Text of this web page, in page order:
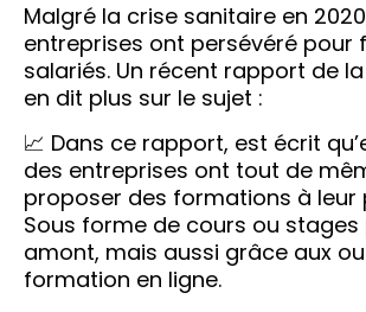
Malgré la crise sanitaire en
entreprises ont persévéré pour
salariés. Un récent rapport de la
en dit plus sur le sujet :
📈 Dans ce rapport, est écrit
des entreprises ont tout de
proposer des formations à leur
Sous forme de cours ou stages
amont, mais aussi grâce aux
formation en ligne.